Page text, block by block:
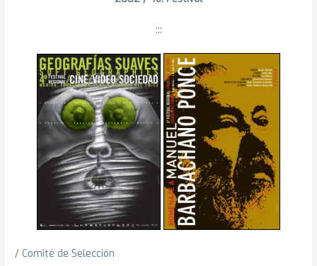
:::
/ Comité de Selección